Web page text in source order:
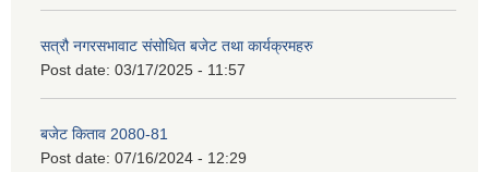
सत्रौ नगरसभावाट संसोधित बजेट तथा कार्यक्रमहरु
Post date: 03/17/2025 - 11:57
बजेट किताव 2080-81
Post date: 07/16/2024 - 12:29